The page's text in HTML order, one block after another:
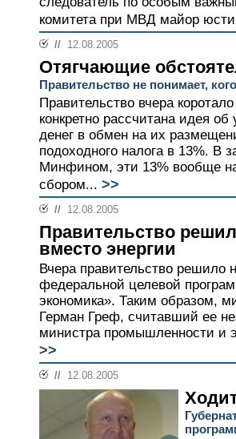
комитета при МВД майор
// 12.08.2005
Отягчающие
Правительство не понимает,
Правительство вчера
конкретно рассчитана идея
денег в обмен на их
подоходного налога в 13%. В
Минфином, эти 13% вообще
сбором... >>
// 12.08.2005
Правительство
вместо энергии
Вчера правительство решило
федеральной целевой
экономика». Таким образом,
Герман Греф, считавший ее
министра промышленности и
>>
// 12.08.2005